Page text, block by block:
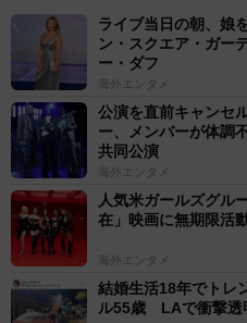
に」「出家しました？」「
驚きの声に、有希がタネ明
ル」のハッシュタグをつけ
リさせたことに「いたずら
きれいな頭の形を褒められ
コメント。「いたずら好き
よかったです〜ホッ」「相
とファンを楽しませていた。
有希は神奈川県出身。石
ライブ当日の朝、娘
ン・スクエア・ガー
ー・ダフ
海外エンタメ
公演を直前キャンセ
ー、メンバーが体調
共同公演
海外エンタメ
人気米ガールズグル
在」映画に無期限活
海外エンタメ
結婚生活18年でト
ル55歳 LAで衝撃透